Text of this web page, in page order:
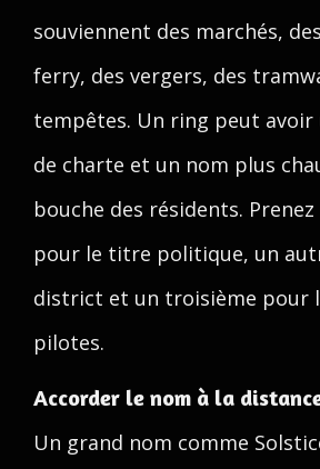
souviennent des marchés,
ferry, des vergers, des
tempêtes. Un ring peut avoir
de charte et un nom plus
bouche des résidents.
pour le titre politique, un
district et un troisième pour
pilotes.
Accorder le nom à la
Un grand nom comme